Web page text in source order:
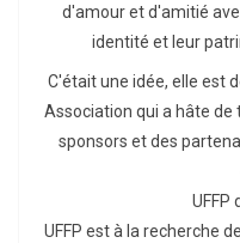
d'amour et d'amitié
identité et leur
C'était une idée, elle est
Association qui a hâte
sponsors et des
UFFP
UFFP est à la recherche